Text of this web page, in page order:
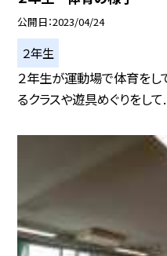
公開日 2023/04/24
２年生
２年生が運動場で体育をし
るクラスや遊具めぐりをして